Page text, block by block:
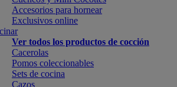
Accesorios para hornear
Exclusivos online
Ver todos los productos de cocción
Cacerolas
Pomos coleccionables
Sets de cocina
Cazos